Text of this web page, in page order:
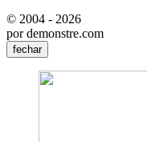
© 2004 - 2026
por demonstre.com
fechar